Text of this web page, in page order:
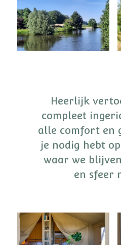
Heerlijk
compleet
alle comfort en
je nodig hebt
waar we
en sfeer